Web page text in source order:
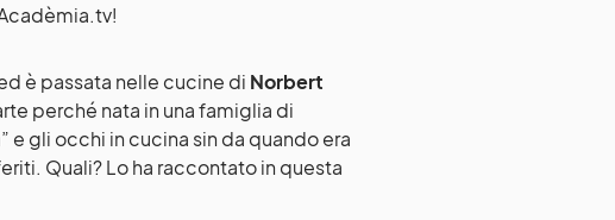
è passata nelle cucine di Norbert
perché nata in una famiglia di
e gli occhi in cucina sin da quando era
Quali? Lo ha raccontato in questa